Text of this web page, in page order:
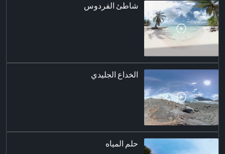
شاطئ الفردوس
الخداع الجليدي
حلم المياه